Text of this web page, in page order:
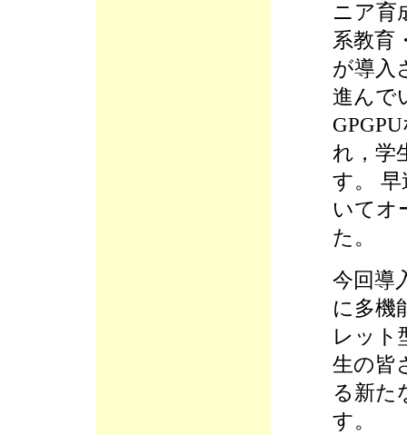
ニア育
系教育
が導入
進んで
れ，学
す。
いてオ
た。
今回導
に多機
レット
生の皆
る新た
す。